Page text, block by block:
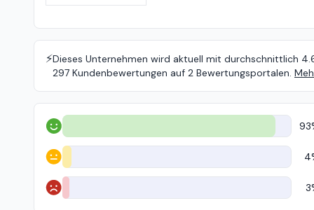
⚡️Dieses Unternehmen wird aktuell mit durchschnittlich
297 Kundenbewertungen auf 2 Bewertungsportalen.
Positiv
Neutral
Negativ